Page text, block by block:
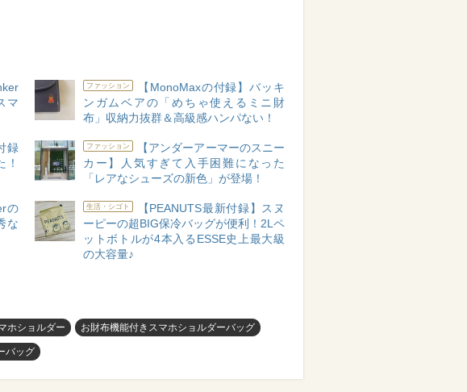
マ
ファッション
【MonoMaxの付録】バッキ
ンガムベアの「めちゃ使えるミニ財
布」収納力抜群＆高級感ハンパない！
録
！
ファッション
【アンダーアーマーのスニー
カー】人気すぎて入手困難になった
「レアなシューズの新色」が登場！
の
な
生活・シゴト
【PEANUTS最新付録】スヌ
ーピーの超BIG保冷バッグが便利！2Lペ
ットボトルが4本入るESSE史上最大級
の大容量♪
ホショルダー お財布機能付きスマホショルダーバッグ
バッグ